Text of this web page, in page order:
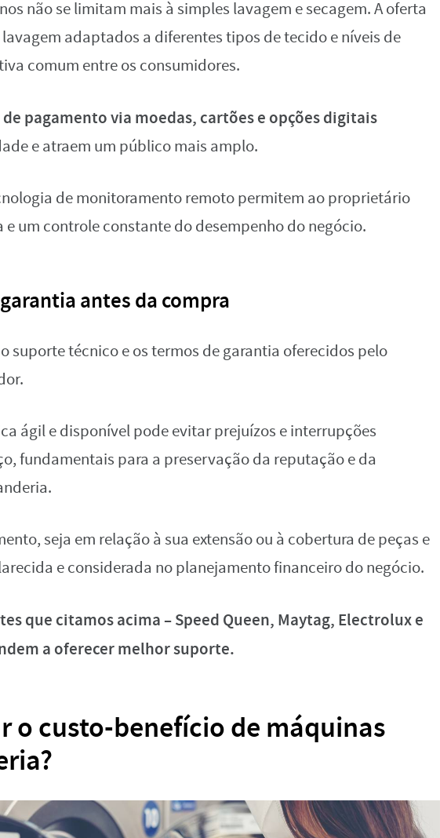
não se limitam mais à simples lavagem e secagem. A oferta
adaptados a diferentes tipos de tecido e níveis de
comum entre os consumidores.
pagamento via moedas, cartões e opções digitais
e atraem um público mais amplo.
de monitoramento remoto permitem ao proprietário
um controle constante do desempenho do negócio.
antes da compra
suporte técnico e os termos de garantia oferecidos pelo
ágil e disponível pode evitar prejuízos e interrupções
fundamentais para a preservação da reputação e da
seja em relação à sua extensão ou à cobertura de peças e
e considerada no planejamento financeiro do negócio.
que citamos acima – Speed Queen, Maytag, Electrolux e
a oferecer melhor suporte.
o custo-benefício de máquinas